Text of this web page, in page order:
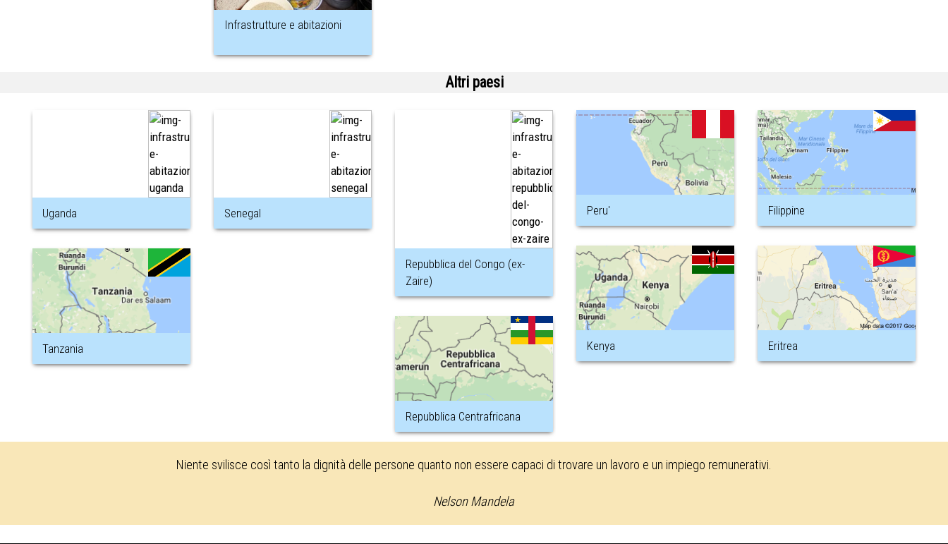
Infrastrutture e abitazioni
Altri paesi
Uganda
Tanzania
Senegal
Repubblica del Congo (ex-
Zaire)
Repubblica Centrafricana
Peru'
Kenya
Filippine
Eritrea
Niente svilisce così tanto la dignità delle persone quanto non essere capaci di trovare un lavoro e un impiego remunerativi.
Nelson Mandela